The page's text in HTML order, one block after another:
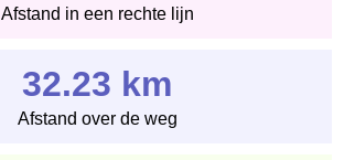
Afstand in een rechte lijn
32.23 km
Afstand over de weg